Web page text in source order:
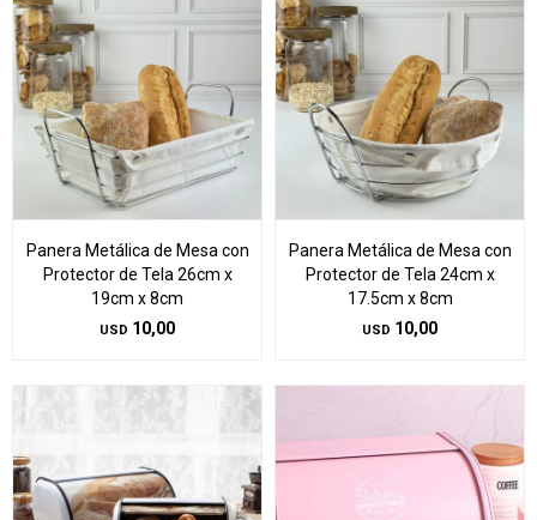
Panera Metálica de Mesa con
Protector de Tela 26cm x
19cm x 8cm
USD 10,00
Panera Metálica de Mesa con
Protector de Tela 24cm x
17.5cm x 8cm
USD 10,00